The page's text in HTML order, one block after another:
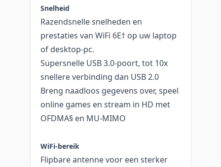
Snelheid
Razendsnelle snelheden en
prestaties van WiFi 6E† op uw laptop
of desktop-pc.
Supersnelle USB 3.0-poort, tot 10x
snellere verbinding dan USB 2.0
Breng naadloos gegevens over, speel
online games en stream in HD met
OFDMA§ en MU-MIMO
WiFi-bereik
Flipbare antenne voor een sterker